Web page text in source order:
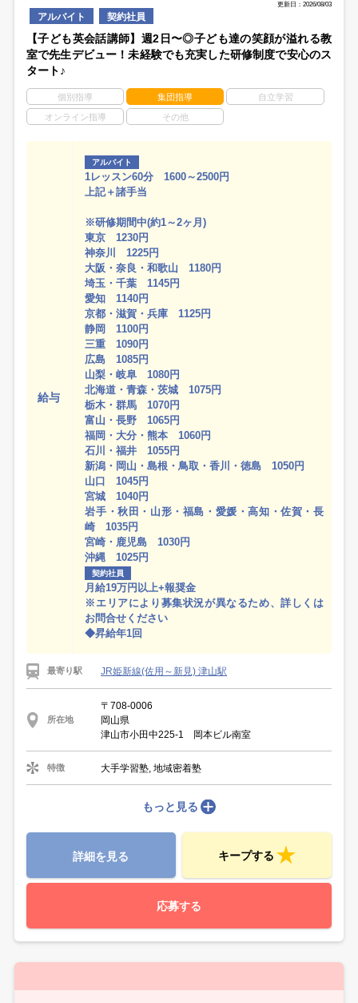
更新日：2026/08/03
アルバイト 契約社員
【子ども英会話講師】週2日〜◎子ども達の笑顔が溢れる教
室で先生デビュー！未経験でも充実した研修制度で安心のス
タート♪
個別指導 集団指導 自立学習
オンライン指導 その他
給与
アルバイト
1レッスン60分 1600～2500円
上記＋諸手当
※研修期間中(約1～2ヶ月)
東京 1230円
神奈川 1225円
大阪・奈良・和歌山 1180円
埼玉・千葉 1145円
愛知 1140円
京都・滋賀・兵庫 1125円
静岡 1100円
三重 1090円
広島 1085円
山梨・岐阜 1080円
北海道・青森・茨城 1075円
栃木・群馬 1070円
富山・長野 1065円
福岡・大分・熊本 1060円
石川・福井 1055円
新潟・岡山・島根・鳥取・香川・徳島 1050円
山口 1045円
宮城 1040円
岩手・秋田・山形・福島・愛媛・高知・佐賀・長
崎 1035円
宮崎・鹿児島 1030円
沖縄 1025円
契約社員
月給19万円以上+報奨金
※エリアにより募集状況が異なるため、詳しくは
お問合せください
◆昇給年1回
最寄り駅 JR姫新線(佐用～新見) 津山駅
所在地
〒708-0006
岡山県
津山市小田中225-1 岡本ビル南室
特徴 大手学習塾, 地域密着塾
もっと見る
詳細を見る キープする
応募する